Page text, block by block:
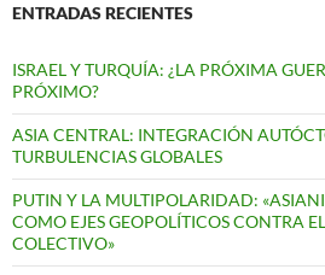
ENTRADAS RECIENTES
ISRAEL Y TURQUÍA: ¿LA PRÓXIMA
PRÓXIMO?
ASIA CENTRAL: INTEGRACIÓN
TURBULENCIAS GLOBALES
PUTIN Y LA MULTIPOLARIDAD:
COMO EJES GEOPOLÍTICOS CONTRA
COLECTIVO»